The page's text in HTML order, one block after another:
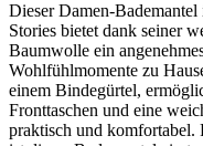
Dieser Damen-
Stories bietet dank seiner
Baumwolle ein
Wohlfühlmomente zu
einem Bindegürtel,
Fronttaschen und eine
praktisch und komfortabel.